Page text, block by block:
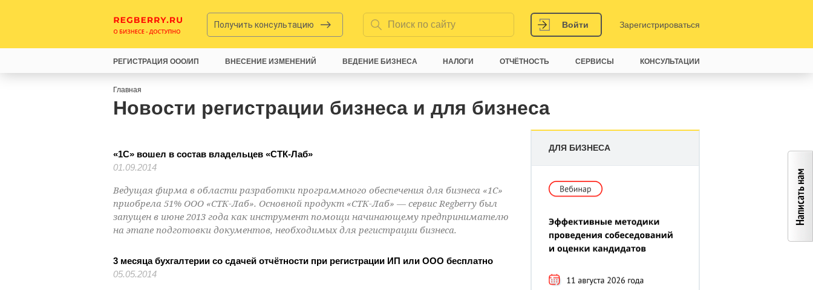
Получить консультацию Войти Зарегистрироваться
Главная
Новости регистрации бизнеса и для бизнеса
«1С» вошел в состав владельцев «СТК-Лаб»
01.09.2014
Ведущая фирма в области разработки программного обеспечения для бизнеса «1C»
приобрела 51% ООО «СТК-Лаб». Основной продукт «СТК-Лаб» — сервис Regberry был
запущен в июне 2013 года как инструмент помощи начинающему предпринимателю
на этапе подготовки документов, необходимых для регистрации бизнеса.
3 месяца бухгалтерии со сдачей отчётности при регистрации ИП или ООО бесплатно
05.05.2014
ДЛЯ БИЗНЕСА
РЕГИСТРАЦИЯ ООО/ИП ВНЕСЕНИЕ ИЗМЕНЕНИЙ ВЕДЕНИЕ БИЗНЕСА НАЛОГИ ОТЧЁТНОСТЬ СЕРВИСЫ КОНСУЛЬТАЦИИ